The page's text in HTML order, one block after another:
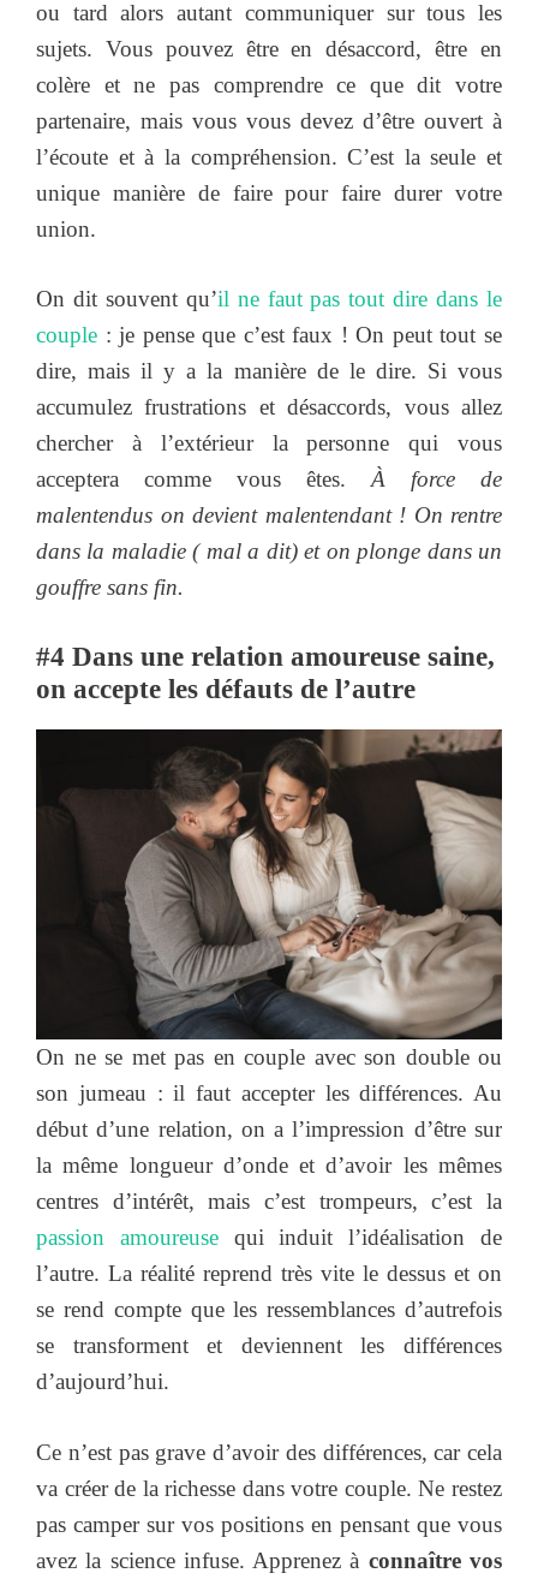
ou tard alors autant communiquer sur tous les
sujets. Vous pouvez être en désaccord, être en
colère et ne pas comprendre ce que dit votre
partenaire, mais vous vous devez d’être ouvert à
l’écoute et à la compréhension. C’est la seule et
unique manière de faire pour faire durer votre
union.
On dit souvent qu’il ne faut pas tout dire dans le
couple : je pense que c’est faux ! On peut tout se
dire, mais il y a la manière de le dire. Si vous
accumulez frustrations et désaccords, vous allez
chercher à l’extérieur la personne qui vous
acceptera comme vous êtes. À force de
malentendus on devient malentendant ! On rentre
dans la maladie ( mal a dit) et on plonge dans un
gouffre sans fin.
#4 Dans une relation amoureuse saine,
on accepte les défauts de l’autre
On ne se met pas en couple avec son double ou
son jumeau : il faut accepter les différences. Au
début d’une relation, on a l’impression d’être sur
la même longueur d’onde et d’avoir les mêmes
centres d’intérêt, mais c’est trompeurs, c’est la
passion amoureusequi induit l’idéalisation de
l’autre. La réalité reprend très vite le dessus et on
se rend compte que les ressemblances d’autrefois
se transforment et deviennent les différences
d’aujourd’hui.
Ce n’est pas grave d’avoir des différences, car cela
va créer de la richesse dans votre couple. Ne restez
pas camper sur vos positions en pensant que vous
avez la science infuse. Apprenez à connaître vos